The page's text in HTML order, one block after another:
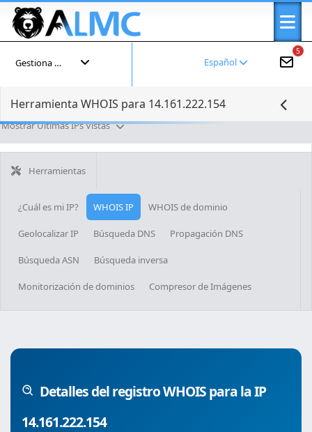
5
Español
Gestiona tu cuenta
Herramienta WHOIS para 14.161.222.154
Mostrar Últimas IPs Vistas
Herramientas
¿Cuál es mi IP? WHOIS IP WHOIS de dominio
Geolocalizar IP Búsqueda DNS Propagación DNS
Búsqueda ASN Búsqueda inversa
Monitorización de dominios Compresor de Imágenes
Detalles del registro WHOIS para la IP
14.161.222.154